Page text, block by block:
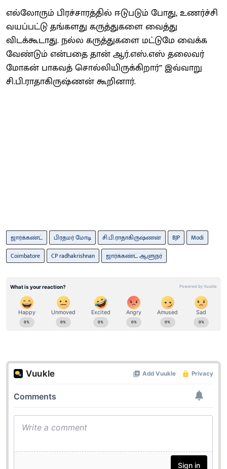
எல்லோரும் பிரச்சாரத்தில் ஈடுபடும் போது, உணர்ச்சி
வயப்பட்டு தங்களது கருத்துகளை வைத்து
விடக்கூடாது. நல்ல கருத்துகளை மட்டுமே வைக்க
வேண்டும் என்பதை தான் ஆர்.எஸ்.எஸ் தலைவர்
மோகன் பாகவத் சொல்லியிருக்கிறார்” இவ்வாறு
சி.பி.ராதாகிருஷ்ணன் கூறினார்.
ஜார்க்கண்ட் பிரதமர் மோடி சி.பி.ராதாகிருஷ்ணன் BJP
Modi
Coimbatore
CP radhakrishnan ஜார்க்கண்ட் ஆளுநர்